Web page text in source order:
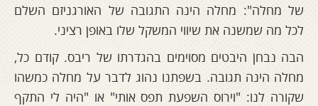
של מחלה": מחלה הינה התגובה של האורגניזם השלם
לכל מה שמשנה את שיווי המשקל שלו באופן רציני.
הבה נבחן היבטים מסוימים בהגדרתו של ריבס. קודם כל,
מחלה הינה תגובה. בשפתנו נהוג לדבר על מחלה כמשהו
שקורה לנו: "וירוס השפעת תפס אותי" או "היה לי התקף